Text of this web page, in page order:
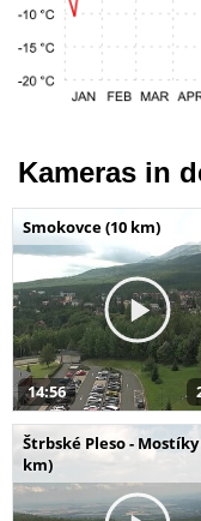
Kameras in
Smokovce (10 km)
14:56
Štrbské Pleso - Mostíky
km)